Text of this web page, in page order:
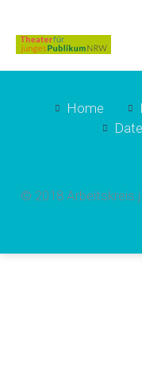
Home
© 2018 Arbeitskreis